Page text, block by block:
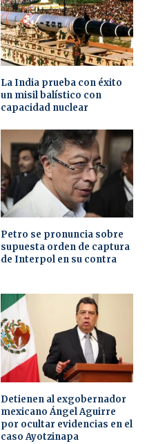
La India prueba con éxito
un misil balístico con
capacidad nuclear
Petro se pronuncia sobre
supuesta orden de captura
de Interpol en su contra
Detienen al exgobernador
mexicano Ángel Aguirre
por ocultar evidencias en el
caso Ayotzinapa